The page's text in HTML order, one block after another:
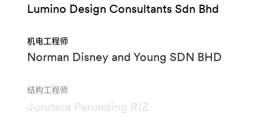
Lumino Design Consultants Sdn Bhd
机电工程师
Norman Disney and Young SDN BHD
结构工程师
Jurutera Perunding RIZ